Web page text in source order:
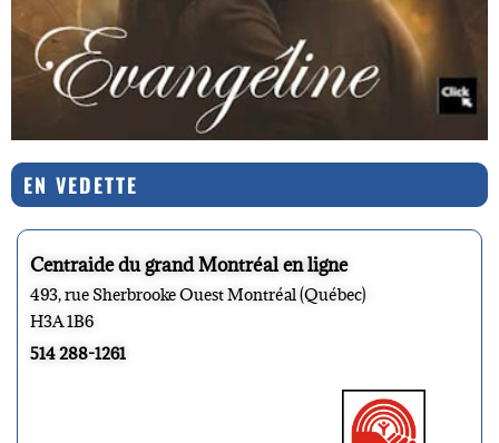
EN VEDETTE
Centraide du grand Montréal en ligne
493, rue Sherbrooke Ouest Montréal (Québec)
H3A 1B6
514 288-1261